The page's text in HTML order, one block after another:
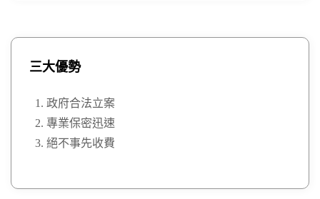
三大優勢
政府合法立案
專業保密迅速
絕不事先收費